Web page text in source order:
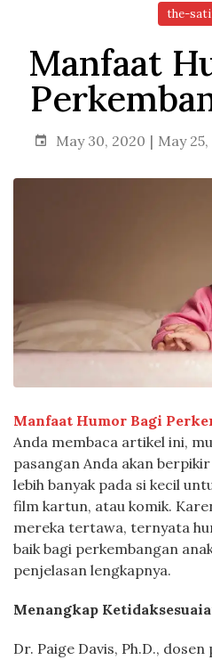
the-
Manfaat
May 30, 2020 May
Manfaat Humor Bagi
Anda membaca artikel ini,
pasangan Anda akan
lebih banyak pada si kecil
film kartun, atau komik.
mereka tertawa, ternyata
baik bagi perkembangan
penjelasan lengkapnya.
Menangkap
Dr. Paige Davis, Ph.D.,